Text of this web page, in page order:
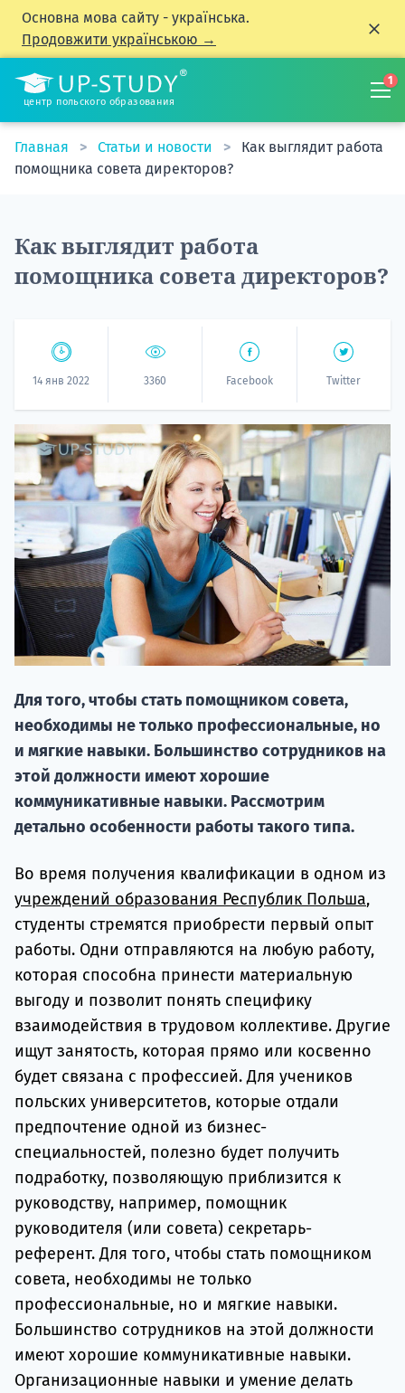
Основна мова сайту - українська.
Продовжити українською →
центр польского образования
1
Главная Статьи и новости
Как выглядит работа
помощника совета директоров?
Как выглядит работа
помощника совета директоров?
14 янв 2022 3360 Facebook Twitter
Для того, чтобы стать помощником совета,
необходимы не только профессиональные, но
и мягкие навыки. Большинство сотрудников на
этой должности имеют хорошие
коммуникативные навыки. Рассмотрим
детально особенности работы такого типа.
Во время получения квалификации в одном из
учреждений образования Республик Польша,
студенты стремятся приобрести первый опыт
работы. Одни отправляются на любую работу,
которая способна принести материальную
выгоду и позволит понять специфику
взаимодействия в трудовом коллективе. Другие
ищут занятость, которая прямо или косвенно
будет связана с профессией. Для учеников
польских университетов, которые отдали
предпочтение одной из бизнес-
специальностей, полезно будет получить
подработку, позволяющую приблизится к
руководству, например, помощник
руководителя (или совета) секретарь-
референт. Для того, чтобы стать помощником
совета, необходимы не только
профессиональные, но и мягкие навыки.
Большинство сотрудников на этой должности
имеют хорошие коммуникативные навыки.
Организационные навыки и умение делать
НАБОР